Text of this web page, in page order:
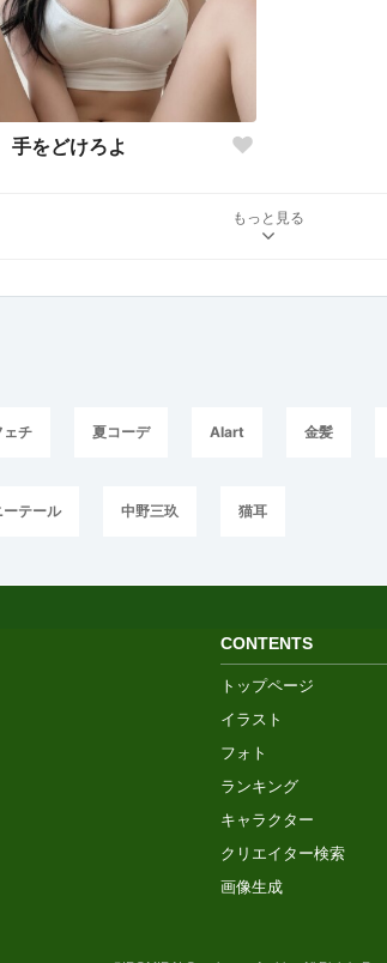
手をどけろよ
もっと見る
ェチ 夏コーデ AIart 金髪
ーテール 中野三玖 猫耳
CONTENTS
トップページ
イラスト
フォト
ランキング
キャラクター
クリエイター検索
画像生成